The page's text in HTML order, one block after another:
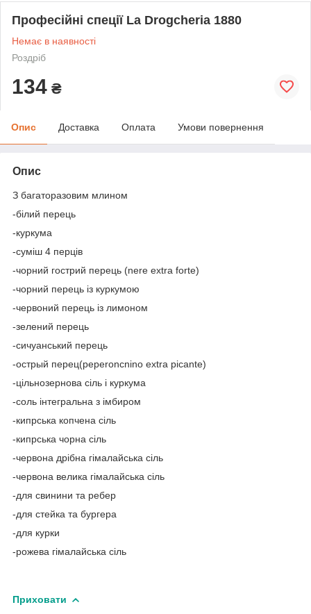
Професійні спеції La Drogcheria 1880
Немає в наявності
Роздріб
134 ₴
Опис Доставка Оплата Умови повернення
Опис
З багаторазовим млином
-білий перець
-куркума
-суміш 4 перців
-чорний гострий перець (nere extra forte)
-чорний перець із куркумою
-червоний перець із лимоном
-зелений перець
-сичуанський перець
-острый перец(peperoncnino extra picante)
-цільнозернова сіль і куркума
-соль інтегральна з імбиром
-кипрська копчена сіль
-кипрська чорна сіль
-червона дрібна гімалайська сіль
-червона велика гімалайська сіль
-для свинини та ребер
-для стейка та бургера
-для курки
-рожева гімалайська сіль
Приховати